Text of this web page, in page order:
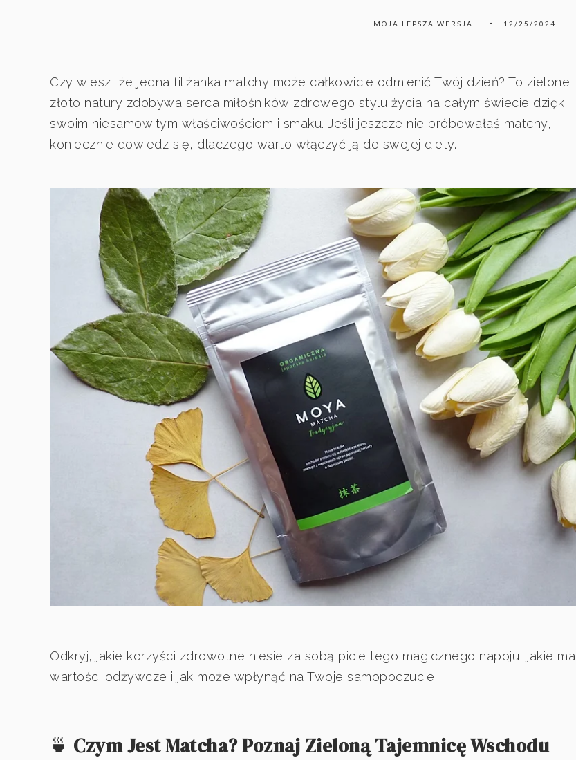
MOJA LEPSZA WERSJA 12/25/2024
Czy wiesz, że jedna filiżanka matchy może całkowicie odmienić Twój dzień? To zielone
złoto natury zdobywa serca miłośników zdrowego stylu życia na całym świecie dzięki
swoim niesamowitym właściwościom i smaku. Jeśli jeszcze nie próbowałaś matchy,
koniecznie dowiedz się, dlaczego warto włączyć ją do swojej diety.
Odkryj, jakie korzyści zdrowotne niesie za sobą picie tego magicznego napoju, jakie ma
wartości odżywcze i jak może wpłynąć na Twoje samopoczucie
🍵 Czym Jest Matcha? Poznaj Zieloną Tajemnicę Wschodu